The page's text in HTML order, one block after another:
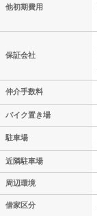
他初期費用
保証会社
仲介手数料
バイク置き場
駐車場
近隣駐車場
周辺環境
借家区分